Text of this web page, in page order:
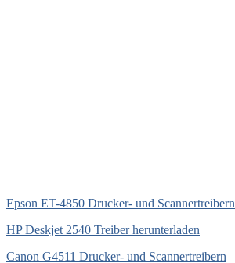
Epson ET-4850 Drucker- und Scannertreibern
HP Deskjet 2540 Treiber herunterladen
Canon G4511 Drucker- und Scannertreibern